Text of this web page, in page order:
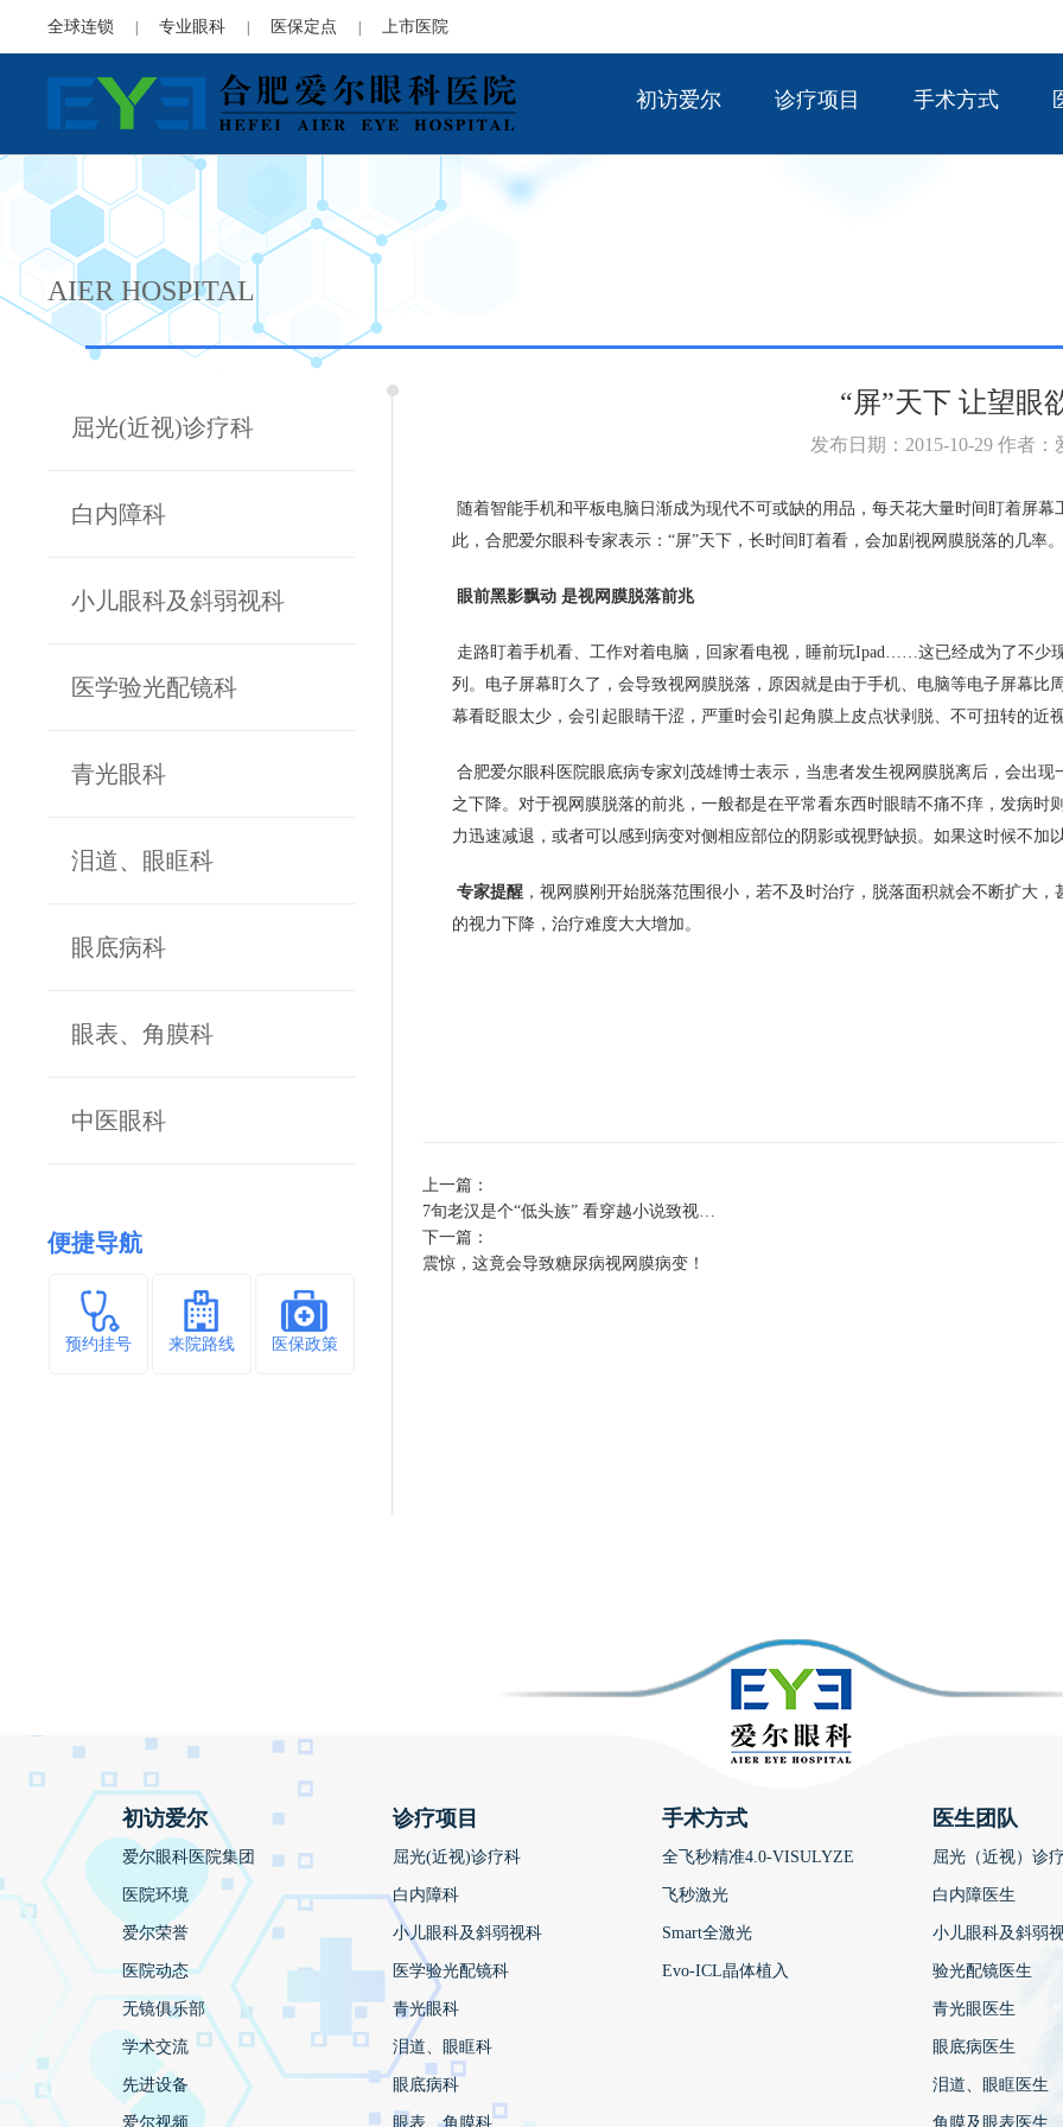
全球连锁 | 专业眼科 | 医保定点 | 上市医院
初访爱尔 诊疗项目 手术方式
AIER HOSPITAL
屈光(近视)诊疗科
白内障科
小儿眼科及斜弱视科
医学验光配镜科
青光眼科
泪道、眼眶科
眼底病科
眼表、角膜科
中医眼科
便捷导航
预约挂号 来院路线 医保政策
“屏”天下 让望眼
发布日期：2015-10-29 作者：
随着智能手机和平板电脑日渐成为现代不可或缺的用品，每天花大量时间盯着屏
此，合肥爱尔眼科专家表示：“屏”天下，长时间盯着看，会加剧视网膜脱落的几率。
眼前黑影飘动 是视网膜脱落前兆
走路盯着手机看、工作对着电脑，回家看电视，睡前玩Ipad……这已经成为了不少
列。电子屏幕盯久了，会导致视网膜脱落，原因就是由于手机、电脑等电子屏幕
幕看眨眼太少，会引起眼睛干涩，严重时会引起角膜上皮点状剥脱、不可扭转的近
合肥爱尔眼科医院眼底病专家刘茂雄博士表示，当患者发生视网膜脱离后，会出
之下降。对于视网膜脱落的前兆，一般都是在平常看东西时眼睛不痛不痒，发病
力迅速减退，或者可以感到病变对侧相应部位的阴影或视野缺损。如果这时候不加
专家提醒 ，视网膜刚开始脱落范围很小，若不及时治疗，脱落面积就会不断扩大
的视力下降，治疗难度大大增加。
上一篇：
7旬老汉是个“低头族” 看穿越小说致视…
下一篇：
震惊，这竟会导致糖尿病视网膜病变！
初访爱尔
爱尔眼科医院集团
医院环境
爱尔荣誉
医院动态
无镜俱乐部
学术交流
先进设备
爱尔视频
诊疗项目
屈光(近视)诊疗科
白内障科
小儿眼科及斜弱视科
医学验光配镜科
青光眼科
泪道、眼眶科
眼底病科
眼表、角膜科
手术方式
全飞秒精准4.0-VISULYZE
飞秒激光
Smart全激光
Evo-ICL晶体植入
医生团队
屈光（近视）诊
白内障医生
小儿眼科及斜弱
验光配镜医生
青光眼医生
眼底病医生
泪道、眼眶医生
角膜及眼表医生